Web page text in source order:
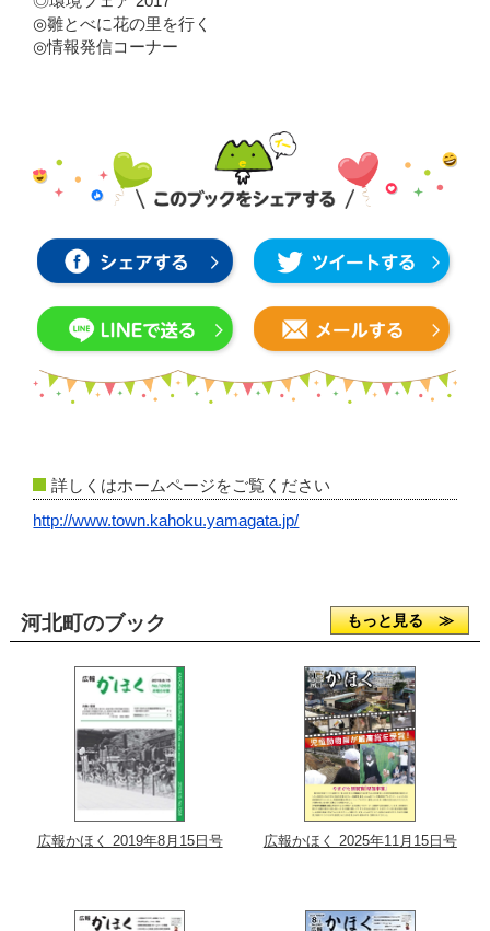
◎雛とべに花の里を行く
◎情報発信コーナー
詳しくはホームページをご覧ください
http://www.town.kahoku.yamagata.jp/
河北町のブック もっと見る ≫
広報かほく 2019年8月15日号 広報かほく 2025年11月15日号